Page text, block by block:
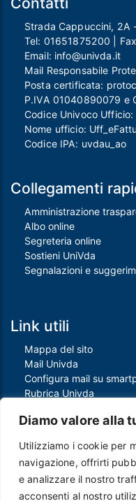
Diamo valore alla
Utilizziamo i cookie per
navigazione, offrirti
e analizzare il nostro
acconsenti al nostro
Strada Cappuccini, 2A
Tel: 01651875200 |
Email: info@univda.it
Mail Responsabile
Posta certificata:
P.IVA 01040890079 e
Codice Univoco Ufficio:
Nome ufficio:
Codice IPA: uvdau_ao
Collegamenti
Amministrazione
Albo online
Segreteria online
Sostieni UniVda
Segnalazioni e
Link utili
Mappa del sito
Mail Univda
Configura mail su
Rubrica Univda
Piè di pagina
Crediti
Note legali